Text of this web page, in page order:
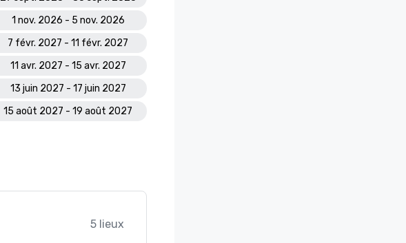
1 nov. 2026 - 5 nov. 2026
7 févr. 2027 - 11 févr. 2027
11 avr. 2027 - 15 avr. 2027
13 juin 2027 - 17 juin 2027
15 août 2027 - 19 août 2027
5 lieux